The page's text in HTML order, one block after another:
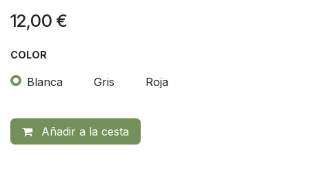
12,00 €
COLOR
Blanca Gris Roja
Añadir a la cesta